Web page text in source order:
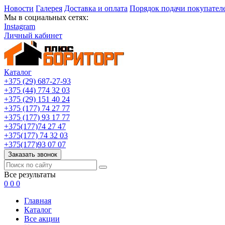
Новости Галерея Доставка и оплата Порядок подачи
Мы в социальных сетях:
Instagram
Личный кабинет
Каталог
+375 (29) 687-27-93
+375 (44) 774 32 03
+375 (29) 151 40 24
+375 (177) 74 27 77
+375 (177) 93 17 77
+375(177)74 27 47
+375(177) 74 32 03
+375(177)93 07 07
Заказать звонок
Все результаты
0 0 0
Главная
Каталог
Все акции